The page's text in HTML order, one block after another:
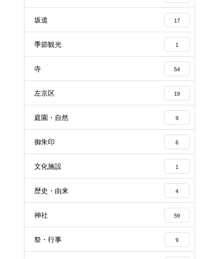
坂道 17
季節観光 1
寺 54
左京区 19
庭園・自然 9
御朱印 6
文化施設 1
歴史・由来 4
神社 59
祭・行事 9